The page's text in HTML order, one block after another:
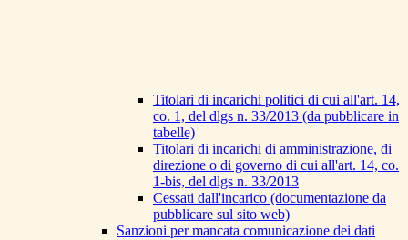
Titolari di incarichi politici di cui all'art. 14,
co. 1, del dlgs n. 33/2013 (da pubblicare in
tabelle)
Titolari di incarichi di amministrazione, di
direzione o di governo di cui all'art. 14, co.
1-bis, del dlgs n. 33/2013
Cessati dall'incarico (documentazione da
pubblicare sul sito web)
Sanzioni per mancata comunicazione dei dati